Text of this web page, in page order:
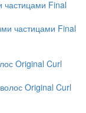
Final
Original Curl